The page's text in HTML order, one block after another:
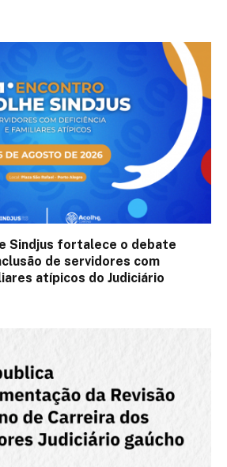
Sindjus fortalece o debate
de servidores com
atípicos do Judiciário